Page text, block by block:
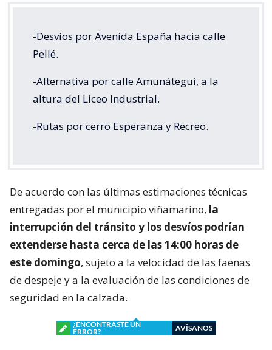
-Desvíos por Avenida España hacia calle
Pellé.
-Alternativa por calle Amunátegui, a la
altura del Liceo Industrial.
-Rutas por cerro Esperanza y Recreo.
De acuerdo con las últimas estimaciones técnicas
entregadas por el municipio viñamarino, la
interrupción del tránsito y los desvíos podrían
extenderse hasta cerca de las 14:00 horas de
este domingo, sujeto a la velocidad de las faenas
de despeje y a la evaluación de las condiciones de
seguridad en la calzada.
¿ENCONTRASTE UN
ERROR?
AVÍSANOS